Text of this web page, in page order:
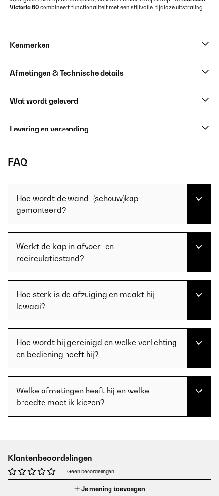
Victoria 60 combineert functionaliteit met een stijlvolle, tijdloze uitstraling.
Kenmerken
Afmetingen & Technische details
Wat wordt geleverd
Levering en verzending
FAQ
Hoe wordt de wand- (schouw)kap
gemonteerd?
Werkt de kap in afvoer- en
recirculatiestand?
Hoe sterk is de afzuiging en maakt hij
lawaai?
Hoe wordt hij gereinigd en welke verlichting
en bediening heeft hij?
Welke afmetingen heeft hij en welke
breedte moet ik kiezen?
Klantenbeoordelingen
Geen beoordelingen
Je mening toevoegen